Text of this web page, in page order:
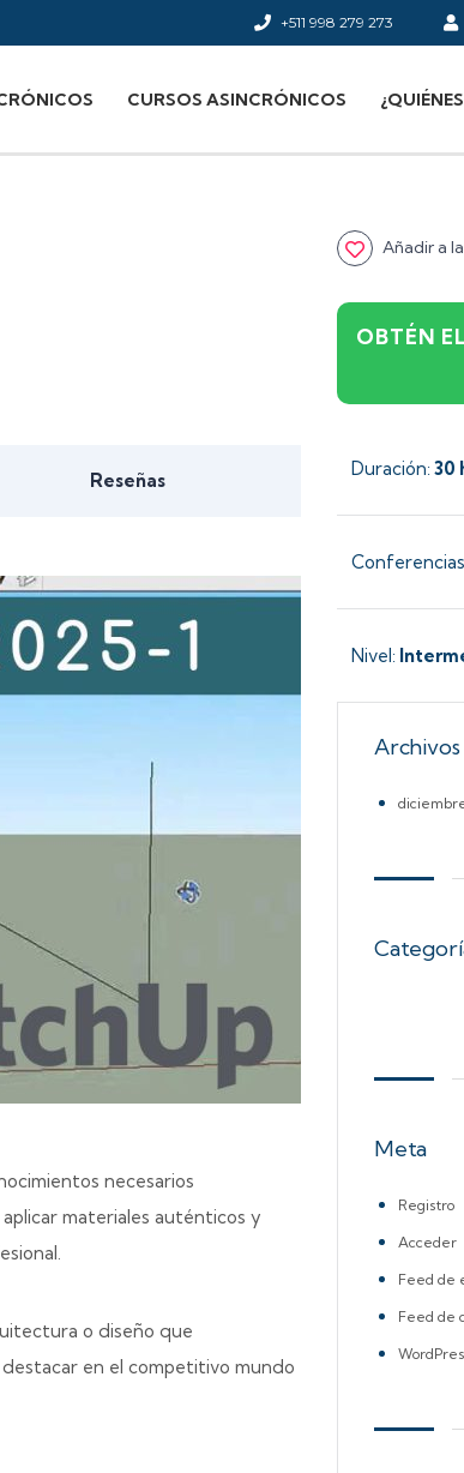
+511 998 279 273
CURSOS ASINCRÓNICOS
Reseñas
necesarios
materiales auténticos y
o diseño que
en el competitivo mundo
Añadir a
OBTÉN
Duración:30
Conferencias
Nivel:
Archivos
Meta
Registro
Acceder
Feed de
Feed de